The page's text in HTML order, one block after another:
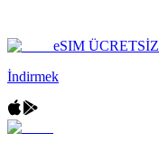
eSIM ÜCRETSİZ
İndirmek